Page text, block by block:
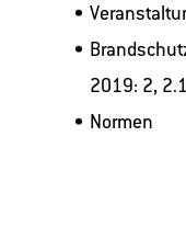
2019: 2,
Normen